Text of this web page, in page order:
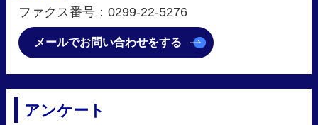
ファクス番号：0299-22-5276
メールでお問い合わせをする
アンケート